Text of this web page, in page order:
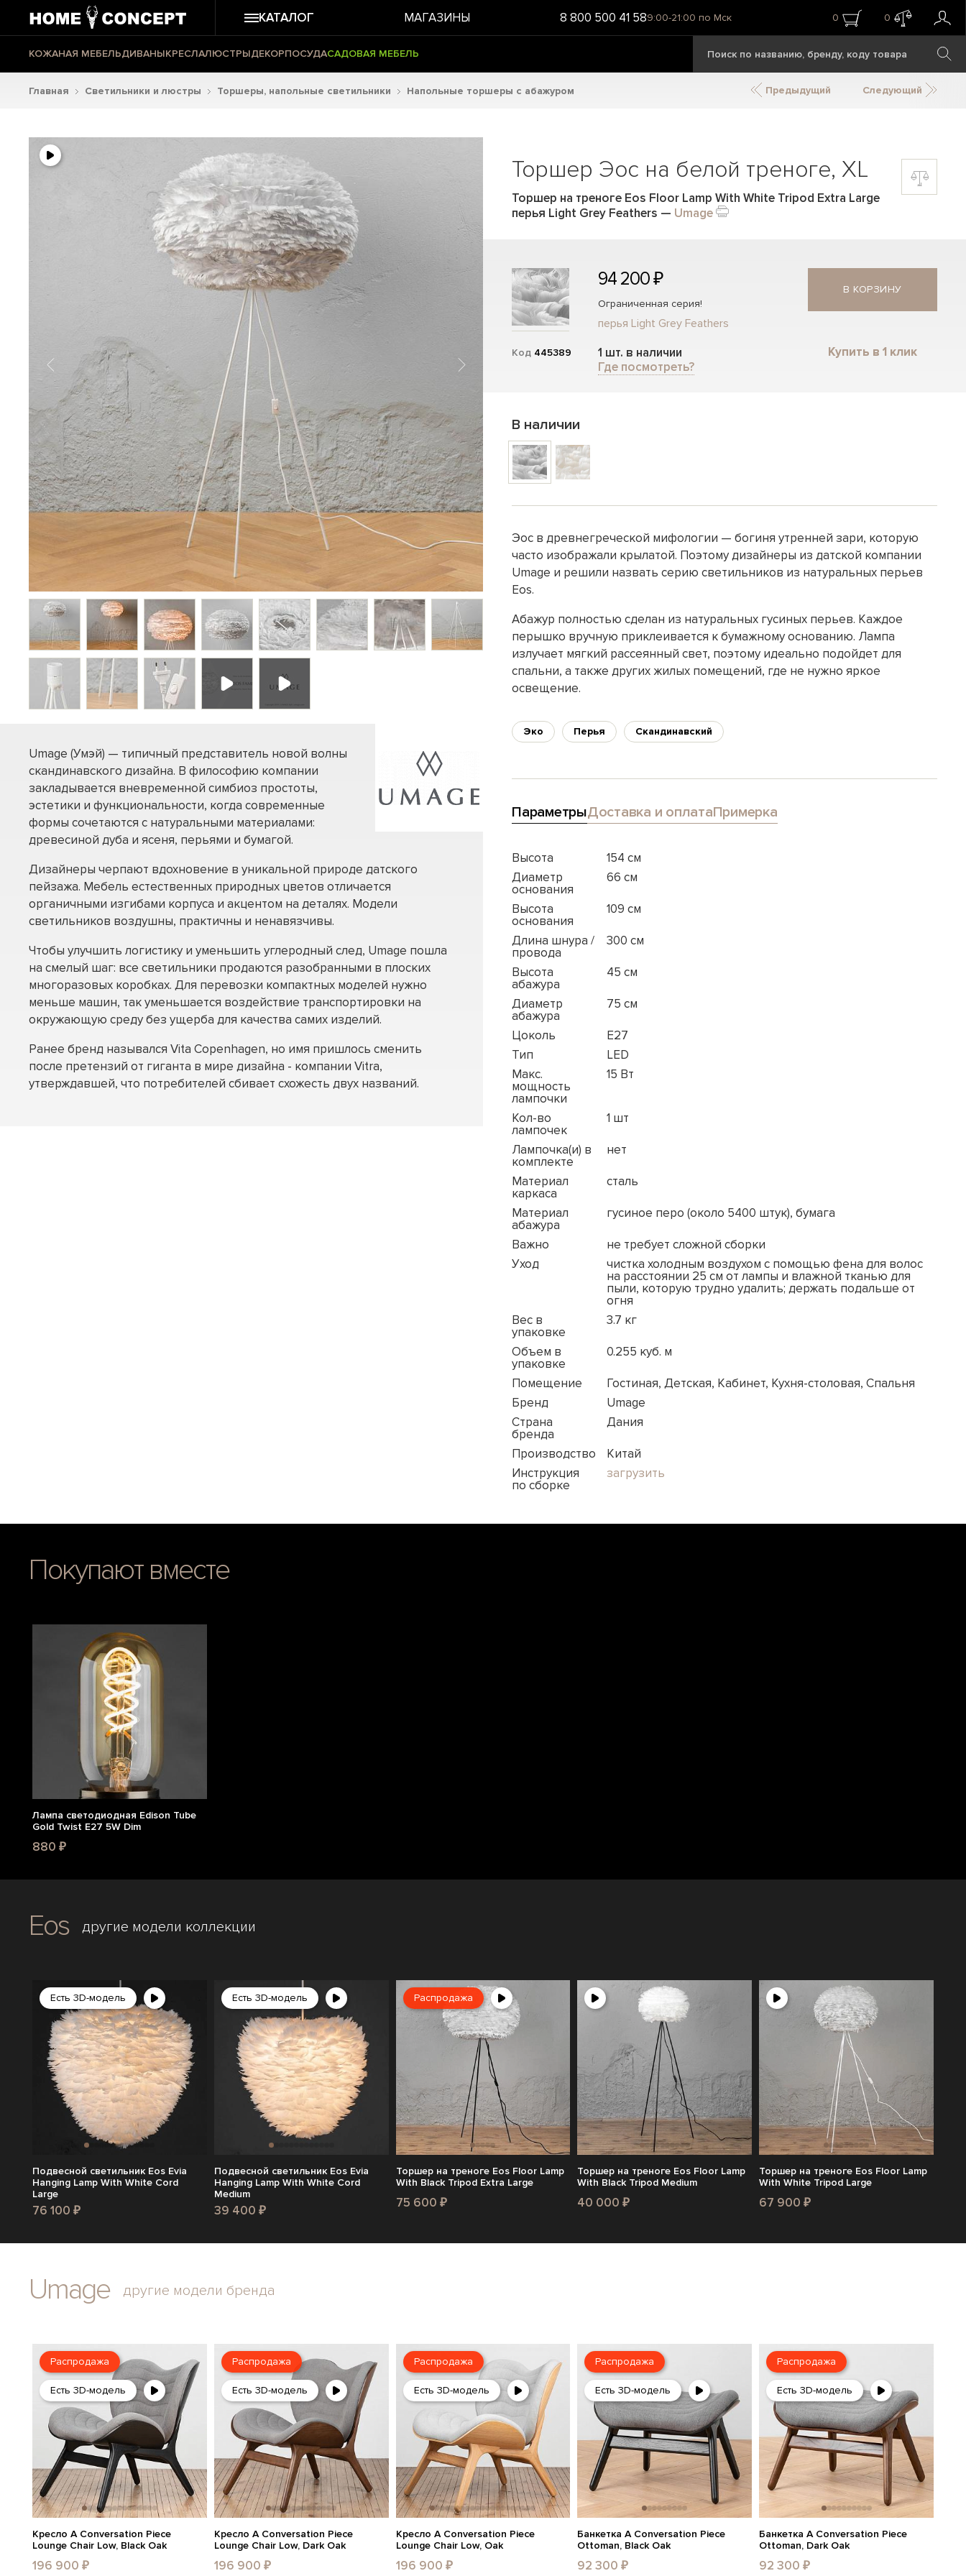
КАТАЛОГ МАГАЗИНЫ 8 800 500 41 589:00-21:00 по Мск 0 0
КОЖАНАЯ МЕБЕЛЬДИВАНЫКРЕСЛАЛЮСТРЫДЕКОРПОСУДАСАДОВАЯ МЕБЕЛЬ
Главная Светильники и люстры Торшеры, напольные светильники Напольные торшеры с абажуром Предыдущий Следующий
Umage (Умэй) — типичный представитель новой волны
скандинавского дизайна. В философию компании
закладывается вневременной симбиоз простоты,
эстетики и функциональности, когда современные
формы сочетаются с натуральными материалами:
древесиной дуба и ясеня, перьями и бумагой.
Дизайнеры черпают вдохновение в уникальной природе датского
пейзажа. Мебель естественных природных цветов отличается
органичными изгибами корпуса и акцентом на деталях. Модели
светильников воздушны, практичны и ненавязчивы.
Чтобы улучшить логистику и уменьшить углеродный след, Umage пошла
на смелый шаг: все светильники продаются разобранными в плоских
многоразовых коробках. Для перевозки компактных моделей нужно
меньше машин, так уменьшается воздействие транспортировки на
окружающую среду без ущерба для качества самих изделий.
Ранее бренд назывался Vita Copenhagen, но имя пришлось сменить
после претензий от гиганта в мире дизайна - компании Vitra,
утверждавшей, что потребителей сбивает схожесть двух названий.
Торшер Эос на белой треноге, XL
Торшер на треноге Eos Floor Lamp With White Tripod Extra Large
перья Light Grey Feathers — Umage
Код 445389
94 200 ₽
Ограниченная серия!
перья Light Grey Feathers
1 шт. в наличии
Где посмотреть?
В КОРЗИНУ
Купить в 1 клик
В наличии
Эос в древнегреческой мифологии — богиня утренней зари, которую
часто изображали крылатой. Поэтому дизайнеры из датской компании
Umage и решили назвать серию светильников из натуральных перьев
Eos.
Абажур полностью сделан из натуральных гусиных перьев. Каждое
перышко вручную приклеивается к бумажному основанию. Лампа
излучает мягкий рассеянный свет, поэтому идеально подойдет для
спальни, а также других жилых помещений, где не нужно яркое
освещение.
Эко Перья Скандинавский
ПараметрыДоставка и оплатаПримерка
Высота
154 см
Диаметр
основания
66 см
Высота
основания
109 см
Длина шнура /
провода
300 см
Высота
абажура
45 см
Диаметр
абажура
75 см
Цоколь
E27
Тип
LED
Макс.
мощность
лампочки
15 Вт
Кол-во
лампочек
1 шт
Лампочка(и) в
комплекте
нет
Материал
каркаса
сталь
Материал
абажура
гусиное перо (около 5400 штук), бумага
Важно
не требует сложной сборки
Уход
чистка холодным воздухом с помощью фена для волос
на расстоянии 25 см от лампы и влажной тканью для
пыли, которую трудно удалить; держать подальше от
огня
Вес в
упаковке
3.7 кг
Объем в
упаковке
0.255 куб. м
Помещение
Гостиная, Детская, Кабинет, Кухня-столовая, Спальня
Бренд
Umage
Страна
бренда
Дания
Производство
Китай
Инструкция
по сборке
загрузить
Покупают вместе
Лампа светодиодная Edison Tube
Gold Twist E27 5W Dim
880 ₽
Eos другие модели коллекции
Есть 3D-модель
Подвесной светильник Eos Evia
Hanging Lamp With White Cord
Large
76 100 ₽
Есть 3D-модель
Подвесной светильник Eos Evia
Hanging Lamp With White Cord
Medium
39 400 ₽
Распродажа
Торшер на треноге Eos Floor Lamp
With Black Tripod Extra Large
75 600 ₽
Торшер на треноге Eos Floor Lamp
With Black Tripod Medium
40 000 ₽
Торшер на треноге Eos Floor Lamp
With White Tripod Large
67 900 ₽
Umage другие модели бренда
Распродажа
Есть 3D-модель
Кресло A Conversation Piece
Lounge Chair Low, Black Oak
196 900 ₽
Распродажа
Есть 3D-модель
Кресло A Conversation Piece
Lounge Chair Low, Dark Oak
196 900 ₽
Распродажа
Есть 3D-модель
Кресло A Conversation Piece
Lounge Chair Low, Oak
196 900 ₽
Распродажа
Есть 3D-модель
Банкетка A Conversation Piece
Ottoman, Black Oak
92 300 ₽
Распродажа
Есть 3D-модель
Банкетка A Conversation Piece
Ottoman, Dark Oak
92 300 ₽